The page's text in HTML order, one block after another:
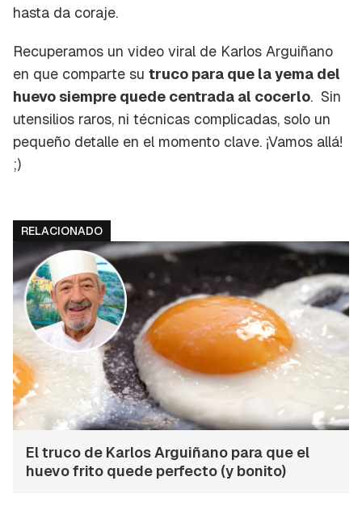
hasta da coraje.
Recuperamos un video viral de Karlos Arguiñano
en que comparte su truco para que la yema del
huevo siempre quede centrada al cocerlo. Sin
utensilios raros, ni técnicas complicadas, solo un
pequeño detalle en el momento clave. ¡Vamos allá!
;)
RELACIONADO
El truco de Karlos Arguiñano para que el
huevo frito quede perfecto (y bonito)